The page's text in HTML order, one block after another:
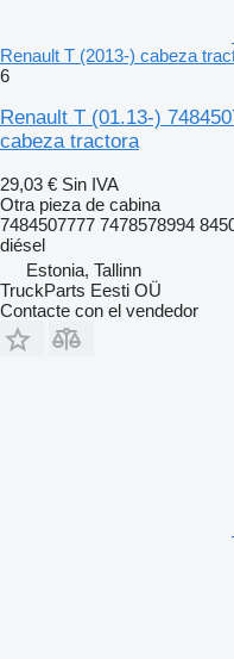
Renault T (2013-) cabeza
6
Renault T (01.13-)
cabeza tractora
29,03 € Sin IVA
Otra pieza de cabina
7484507777 7478578994
diésel
Estonia, Tallinn
TruckParts Eesti OÜ
Contacte con el vendedor